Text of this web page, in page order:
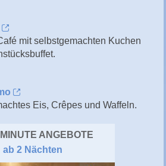
mit selbstgemachten Kuchen
Eis, Crêpes und Waffeln.
ANGEBOTE
ab 2 Nächten